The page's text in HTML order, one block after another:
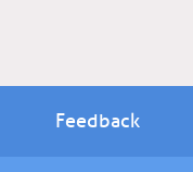
Feedback